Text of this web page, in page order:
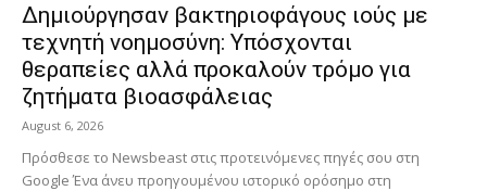
Δημιούργησαν βακτηριοφάγους ιούς με
τεχνητή νοημοσύνη: Υπόσχονται
θεραπείες αλλά προκαλούν τρόμο για
ζητήματα βιοασφάλειας
August 6, 2026
Πρόσθεσε το Newsbeast στις προτεινόμενες πηγές σου στη
Google Ένα άνευ προηγουμένου ιστορικό ορόσημο στη